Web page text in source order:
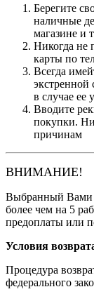
Берегите
наличные
магазине и
Никогда не
карты по
Всегда
экстренной
в случае ее
Вводите
покупки.
причинам
ВНИМАНИЕ!
Выбранный Вами
более чем на 5
предоплаты или
Условия
Процедура
федерального